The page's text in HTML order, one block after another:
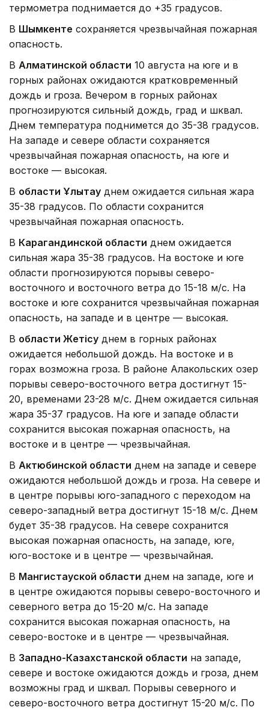
термометра поднимается до +35 градусов.
В Шымкенте сохраняется чрезвычайная пожарная
опасность.
В Алматинской области 10 августа на юге и в
горных районах ожидаются кратковременный
дождь и гроза. Вечером в горных районах
прогнозируются сильный дождь, град и шквал.
Днем температура поднимется до 35-38 градусов.
На западе и севере области сохраняется
чрезвычайная пожарная опасность, на юге и
востоке — высокая.
В области Ұлытау днем ожидается сильная жара
35-38 градусов. По области сохранится
чрезвычайная пожарная опасность.
В Карагандинской области днем ожидается
сильная жара 35-38 градусов. На востоке и юге
области прогнозируются порывы северо-
восточного и восточного ветра до 15-18 м/с. На
востоке и юге сохранится чрезвычайная пожарная
опасность, на западе и в центре — высокая.
В области Жетісу днем в горных районах
ожидается небольшой дождь. На востоке и в
горах возможна гроза. В районе Алакольских озер
порывы северо-восточного ветра достигнут 15-
20, временами 23-28 м/с. Днем ожидается сильная
жара 35-37 градусов. На юге и западе области
сохранится высокая пожарная опасность, на
востоке и в центре — чрезвычайная.
В Актюбинской области днем на западе и севере
ожидаются небольшой дождь и гроза. На севере и
в центре порывы юго-западного с переходом на
северо-западный ветра достигнут 15-18 м/с. Днем
будет 35-38 градусов. На севере сохранится
высокая пожарная опасность, на западе, юге,
юго-востоке и в центре — чрезвычайная.
В Мангистауской области днем на западе, юге и
в центре ожидаются порывы северо-восточного и
северного ветра до 15-20 м/с. На западе
сохранится высокая пожарная опасность, на
северо-востоке и в центре — чрезвычайная.
В Западно-Казахстанской области на западе,
севере и востоке ожидаются дождь и гроза, днем
возможны град и шквал. Порывы северного и
северо-восточного ветра достигнут 15-20 м/с. По